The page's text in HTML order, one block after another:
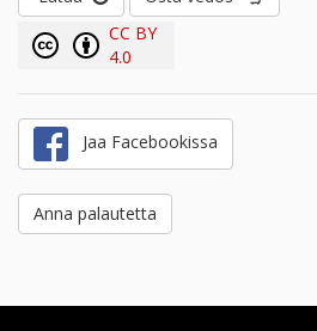
CC BY
4.0
Jaa Facebookissa
Anna palautetta